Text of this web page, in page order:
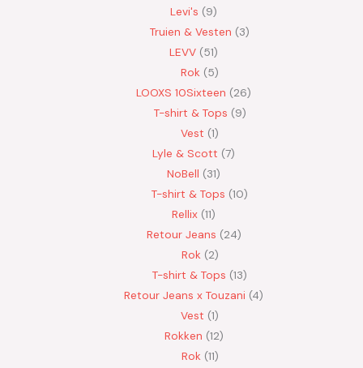
Levi's
9
Truien & Vesten
3
LEVV 51
Rok 5
LOOXS 10Sixteen
26
T-shirt & Tops 9
Vest 1
Lyle & Scott 7
NoBell
31
T-shirt & Tops 10
Rellix 11
Retour Jeans 24
Rok 2
T-shirt & Tops 13
Retour Jeans x Touzani 4
Vest 1
Rokken 12
Rok 11